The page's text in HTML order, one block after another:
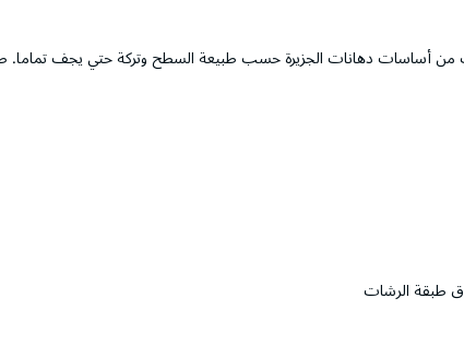
من أساسات دهانات الجزيرة حسب طبيعة السطح وتركة حتي يجف تماما.
طبقة الرشات